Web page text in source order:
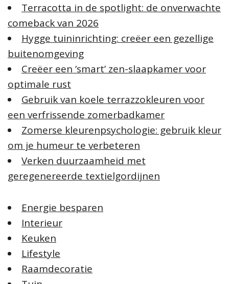
Terracotta in de spotlight: de onverwachte
comeback van 2026
Hygge tuininrichting: creëer een gezellige
buitenomgeving
Creëer een ‘smart’ zen-slaapkamer voor
optimale rust
Gebruik van koele terrazzokleuren voor
een verfrissende zomerbadkamer
Zomerse kleurenpsychologie: gebruik kleur
om je humeur te verbeteren
Verken duurzaamheid met
geregenereerde textielgordijnen
Energie besparen
Interieur
Keuken
Lifestyle
Raamdecoratie